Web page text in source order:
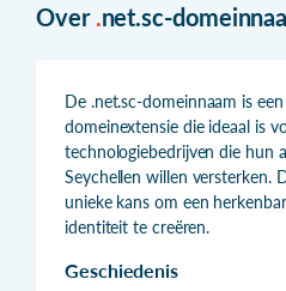
Over .net.sc-
De .net.sc-domeinnaam is
domeinextensie die ideaal is
technologiebedrijven die hun
Seychellen willen versterken.
unieke kans om een
identiteit te creëren.
Geschiedenis